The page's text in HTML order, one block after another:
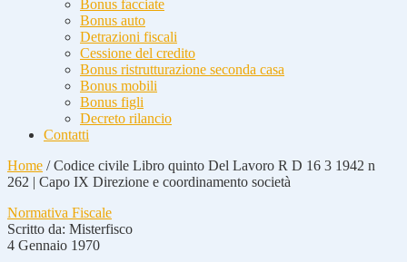
Bonus facciate
Bonus auto
Detrazioni fiscali
Cessione del credito
Bonus ristrutturazione seconda casa
Bonus mobili
Bonus figli
Decreto rilancio
Contatti
Home /Codice civile Libro quinto Del Lavoro R D 16 3 1942 n
262 | Capo IX Direzione e coordinamento società
Normativa Fiscale
Scritto da: Misterfisco
4 Gennaio 1970